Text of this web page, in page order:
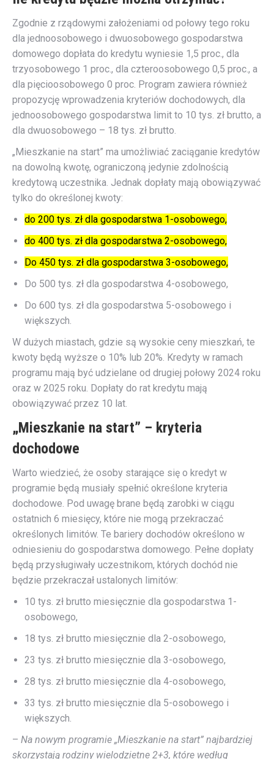
Zgodnie z rządowymi założeniami od połowy tego roku
dla jednoosobowego i dwuosobowego gospodarstwa
domowego dopłata do kredytu wyniesie 1,5 proc., dla
trzyosobowego 1 proc., dla czteroosobowego 0,5 proc., a
dla pięcioosobowego 0 proc. Program zawiera również
propozycję wprowadzenia kryteriów dochodowych, dla
jednoosobowego gospodarstwa limit to 10 tys. zł brutto, a
dla dwuosobowego – 18 tys. zł brutto.
„Mieszkanie na start” ma umożliwiać zaciąganie kredytów
na dowolną kwotę, ograniczoną jedynie zdolnością
kredytową uczestnika. Jednak dopłaty mają obowiązywać
tylko do określonej kwoty:
do 200 tys. zł dla gospodarstwa 1-osobowego,
do 400 tys. zł dla gospodarstwa 2-osobowego,
Do 450 tys. zł dla gospodarstwa 3-osobowego,
Do 500 tys. zł dla gospodarstwa 4-osobowego,
Do 600 tys. zł dla gospodarstwa 5-osobowego i
większych.
W dużych miastach, gdzie są wysokie ceny mieszkań, te
kwoty będą wyższe o 10% lub 20%. Kredyty w ramach
programu mają być udzielane od drugiej połowy 2024 roku
oraz w 2025 roku. Dopłaty do rat kredytu mają
obowiązywać przez 10 lat.
„Mieszkanie na start” – kryteria
dochodowe
Warto wiedzieć, że osoby starające się o kredyt w
programie będą musiały spełnić określone kryteria
dochodowe. Pod uwagę brane będą zarobki w ciągu
ostatnich 6 miesięcy, które nie mogą przekraczać
określonych limitów. Te bariery dochodów określono w
odniesieniu do gospodarstwa domowego. Pełne dopłaty
będą przysługiwały uczestnikom, których dochód nie
będzie przekraczał ustalonych limitów:
10 tys. zł brutto miesięcznie dla gospodarstwa 1-
osobowego,
18 tys. zł brutto miesięcznie dla 2-osobowego,
23 tys. zł brutto miesięcznie dla 3-osobowego,
28 tys. zł brutto miesięcznie dla 4-osobowego,
33 tys. zł brutto miesięcznie dla 5-osobowego i
większych.
– Na nowym programie „Mieszkanie na start” najbardziej
skorzystają rodziny wielodzietne 2+3, które według